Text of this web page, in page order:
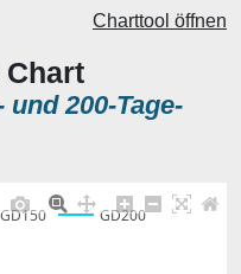
200-Tage-
Charttool öffnen
GD150 GD200